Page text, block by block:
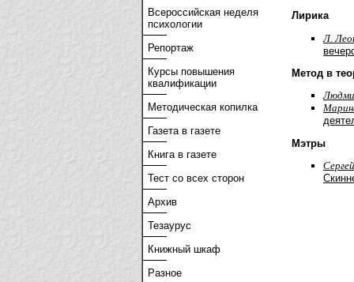
Всероссийская неделя
психологии
Репортаж
Курсы повышения
квалификации
Методическая копилка
Газета в газете
Книга в газете
Тест со всех сторон
Архив
Тезаурус
Книжный шкаф
Разное
Лирика
Л.
Метод в
Мэтры